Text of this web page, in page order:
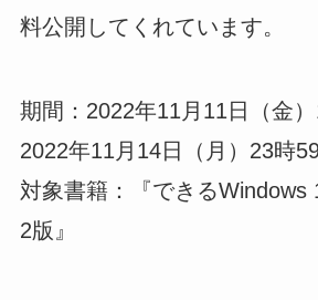
料公開してくれています。
期間：2022年11月11日（金
2022年11月14日（月）23時
対象書籍：『できるWindows
2版』